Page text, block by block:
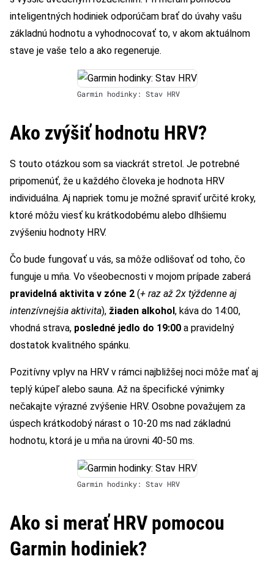
inteligentných hodiniek odporúčam brať do úvahy vašu
základnú hodnotu a vyhodnocovať to, v akom aktuálnom
stave je vaše telo a ako regeneruje.
Garmin hodinky: Stav HRV
Ako zvýšiť hodnotu HRV?
S touto otázkou som sa viackrát stretol. Je potrebné
pripomenúť, že u každého človeka je hodnota HRV
individuálna. Aj napriek tomu je možné spraviť určité kroky,
ktoré môžu viesť ku krátkodobému alebo dlhšiemu
zvýšeniu hodnoty HRV.
Čo bude fungovať u vás, sa môže odlišovať od toho, čo
funguje u mňa. Vo všeobecnosti v mojom prípade zaberá
pravidelná aktivita v zóne 2 (+ raz až 2x týždenne aj
intenzívnejšia aktivita), žiaden alkohol, káva do 14:00,
vhodná strava, posledné jedlo do 19:00 a pravidelný
dostatok kvalitného spánku.
Pozitívny vplyv na HRV v rámci najbližšej noci môže mať aj
teplý kúpeľ alebo sauna. Až na špecifické výnimky
nečakajte výrazné zvýšenie HRV. Osobne považujem za
úspech krátkodobý nárast o 10-20 ms nad základnú
hodnotu, ktorá je u mňa na úrovni 40-50 ms.
Garmin hodinky: Stav HRV
Ako si merať HRV pomocou
Garmin hodiniek?